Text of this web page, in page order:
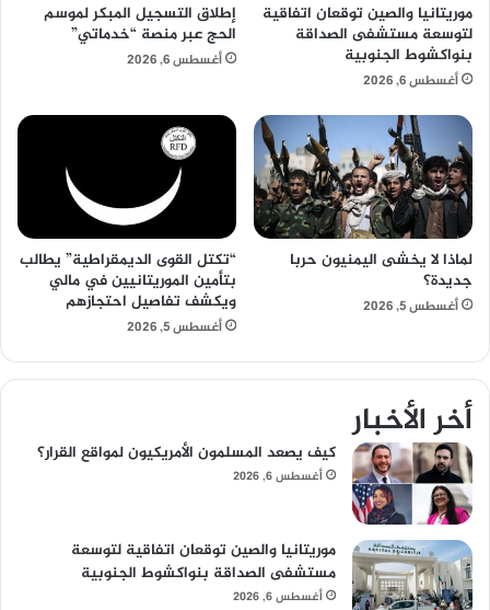
موريتانيا والصين توقعان اتفاقية
لتوسعة مستشفى الصداقة
بنواكشوط الجنوبية
أغسطس 6, 2026
إطلاق التسجيل المبكر لموسم
الحج عبر منصة “خدماتي”
أغسطس 6, 2026
لماذا لا يخشى اليمنيون حربا
جديدة؟
أغسطس 5, 2026
“تكتل القوى الديمقراطية” يطالب
بتأمين الموريتانيين في مالي
ويكشف تفاصيل احتجازهم
أغسطس 5, 2026
أخر الأخبار
كيف يصعد المسلمون الأمريكيون لمواقع القرار؟
أغسطس 6, 2026
موريتانيا والصين توقعان اتفاقية لتوسعة
مستشفى الصداقة بنواكشوط الجنوبية
أغسطس 6, 2026